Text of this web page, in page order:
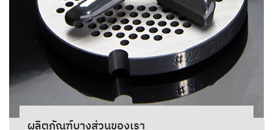
ผลิตภัณฑ์บางส่วนของเรา